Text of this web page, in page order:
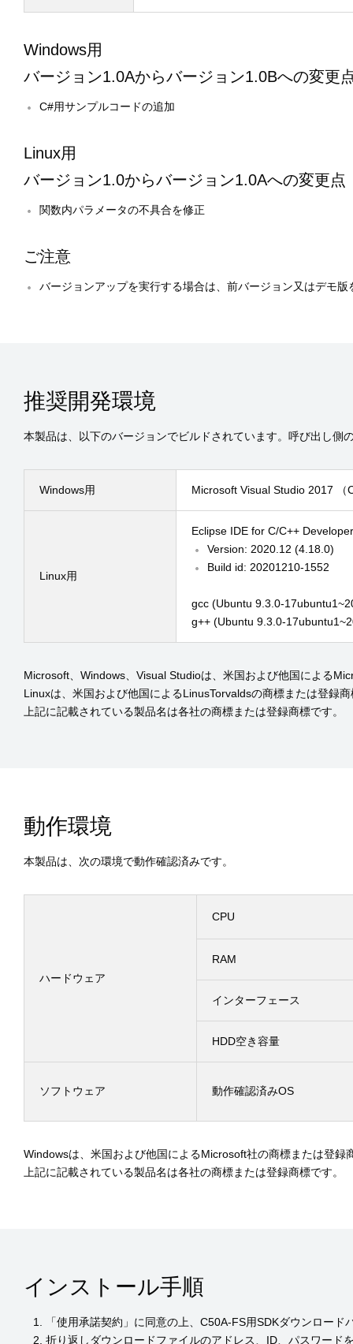
Windows用
バージョン1.0Aからバージョン1.0Bへの変更
C#用サンプルコードの追加
Linux用
バージョン1.0からバージョン1.0Aへの変更点
関数内パラメータの不具合を修正
ご注意
バージョンアップを実行する場合は、前バージョン又はデモ
推奨開発環境
本製品は、以下のバージョンでビルドされています。呼び出し
Windows用 Microsoft Visual Studio 2017 （
Linux用
Eclipse IDE for C/C++
Version: 2020.12 (4.18.0)
Build id: 20201210-1552
gcc (Ubuntu 9.3.0-
g++ (Ubuntu 9.3.0-
Microsoft、Windows、Visual Studioは、米国および他国による
Linuxは、米国および他国によるLinusTorvaldsの商標または登録
上記に記載されている製品名は各社の商標または登録商標です。
動作環境
本製品は、次の環境で動作確認済みです。
ハードウェア
CPU
RAM
インターフェース
HDD空き容量
ソフトウェア 動作確認済みOS
Windowsは、米国および他国によるMicrosoft社の商標または登録
上記に記載されている製品名は各社の商標または登録商標です。
インストール手順
「使用承諾契約」に同意の上、C50A-FS用SDKダウンロー
折り返しダウンロードファイルのアドレス、ID、パスワード